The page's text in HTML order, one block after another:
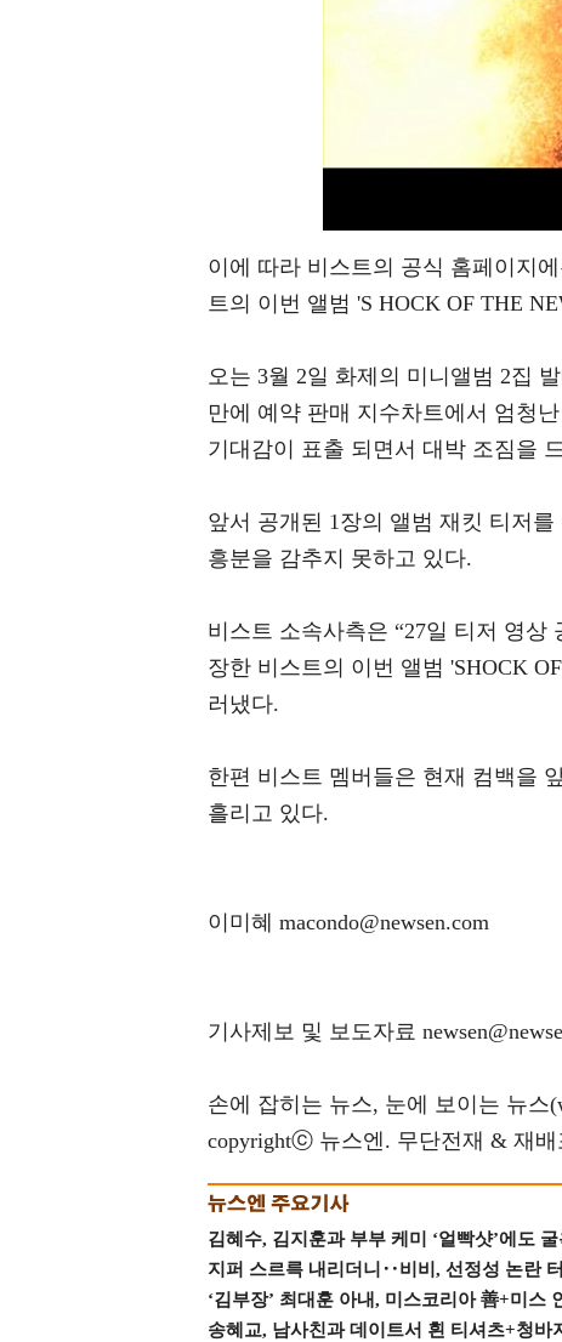
이에 따라 비스트의 공식 홈페이지
트의 이번 앨범 'S HOCK OF THE
오는 3월 2일 화제의 미니앨범 2집
만에 예약 판매 지수차트에서 엄청
기대감이 표출 되면서 대박 조짐을
앞서 공개된 1장의 앨범 재킷 티저
흥분을 감추지 못하고 있다.
비스트 소속사측은 “27일 티저 영
장한 비스트의 이번 앨범 'SHOCK
러냈다.
한편 비스트 멤버들은 현재 컴백을
흘리고 있다.
이미혜 macondo@newsen.com
기사제보 및 보도자료
손에 잡히는 뉴스, 눈에 보이는 뉴스
copyrightⓒ 뉴스엔. 무단전재 & 재배
김혜수, 김지훈과 부부 케미 ‘얼빡샷’에도 굴
지퍼 스르륵 내리더니‥비비, 선정성 논란
‘김부장’ 최대훈 아내, 미스코리아 善+미스
송혜교, 남사친과 데이트서 흰 티셔츠+청